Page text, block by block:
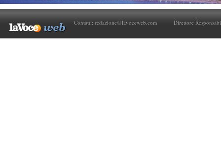
Contatti: redazione@lavoceweb.com Direttore